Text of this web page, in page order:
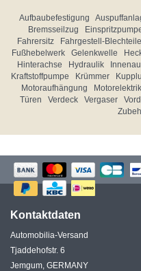
Aufbaubefestigung
Bremsseilzug
Fahrersitz
Fahrgestell-Blechteile
Fußhebelwerk
Gelenkwelle
Hinterachse
Hydraulik
Kraftstoffpumpe
Krümmer
Motoraufhängung
Motorelektrik
Türen
Verdeck Vergaser
Kontaktdaten
Automobilia-Versand
Tjaddehofstr. 6
Jemgum, GERMANY